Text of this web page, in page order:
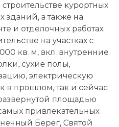
курортных
зданий, а также на
и отделочных работах.
на участках с
кв. м, вкл. внутренние
сухие полы,
электрическую
в прошлом, так и сейчас
площадью
привлекательных
Берег, Святой